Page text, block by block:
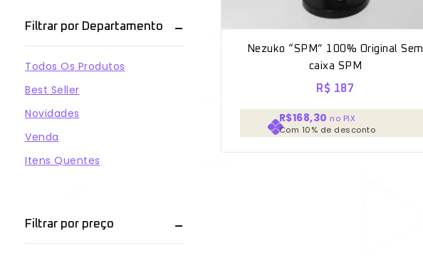
Nezuko “SPM” 100% Original Sem
caixa SPM
R$ 187
R$168,30 no PIX
Com 10% de desconto
Filtrar por Departamento
Todos Os Produtos
Best Seller
Novidades
Venda
Itens Quentes
Filtrar por preço